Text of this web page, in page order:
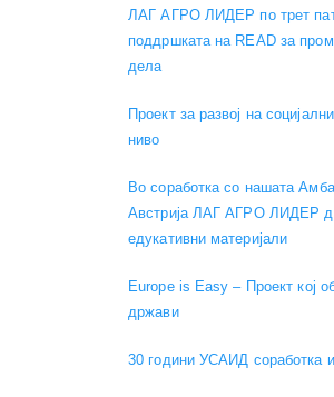
ЛАГ АГРО ЛИДЕР по трет пат
поддршката на READ за
дела
Проект за развој на
ниво
Во соработка со нашата
Австрија ЛАГ АГРО ЛИДЕР
едукативни материјали
Europe is Easy – Проект кој
држави
30 години УСАИД соработка